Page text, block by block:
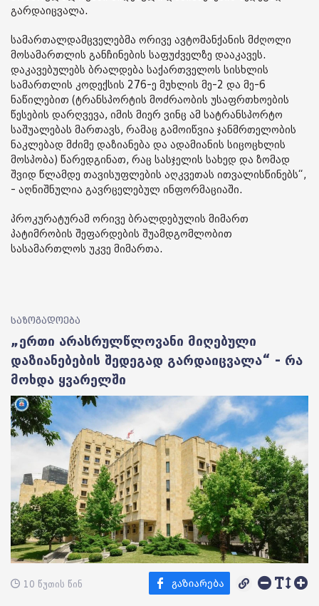
გარდაიცვალა.
სამართალდამცველებმა ორივე ავტომანქანის მძღოლი
მოსამართლის განჩინების საფუძველზე დააკავეს.
დაკავებულებს ბრალდება საქართველოს სისხლის
სამართლის კოდექსის 276-ე მუხლის მე-2 და მე-6
ნაწილებით (ტრანსპორტის მოძრაობის უსაფრთხოების
წესების დარღვევა, იმის მიერ ვინც ამ სატრანსპორტო
საშუალებას მართავს, რამაც გამოიწვია ჯანმრთელობის
ნაკლებად მძიმე დაზიანება და ადამიანის სიცოცხლის
მოსპობა) წარედგინათ, რაც სასჯელის სახედ და ზომად
შვიდ წლამდე თავისუფლების აღკვეთას ითვალისწინებს“,
- აღნიშნულია გავრცელებულ ინფორმაციაში.
პროკურატურამ ორივე ბრალდებულის მიმართ
პატიმრობის შეფარდების შუამდგომლობით
სასამართლოს უკვე მიმართა.
საზოგადოება
„ერთი არასრულწლოვანი მიღებული
დაზიანებების შედეგად გარდაიცვალა“ - რა
მოხდა ყვარელში
10 წუთის წინ